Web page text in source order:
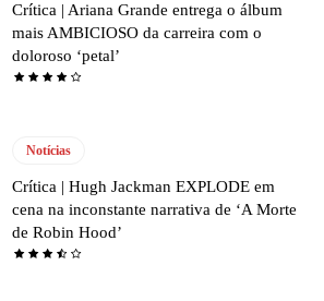
Crítica | Ariana Grande entrega o álbum
mais AMBICIOSO da carreira com o
doloroso ‘petal’
Notícias
Crítica | Hugh Jackman EXPLODE em
cena na inconstante narrativa de ‘A Morte
de Robin Hood’